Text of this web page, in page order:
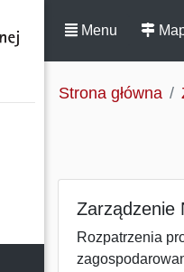
Menu
Strona główna
Zarządzenie
Rozpatrzenia